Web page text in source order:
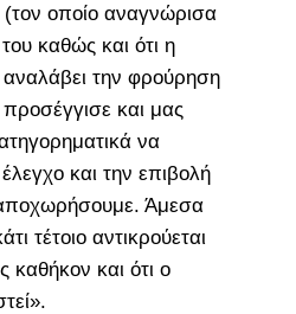
οποίο αναγνώρισα
καθώς και ότι η
την φρούρηση
προσέγγισε και μας
να
και την επιβολή
Άμεσα
τέτοιο αντικρούεται
καθήκον και ότι ο